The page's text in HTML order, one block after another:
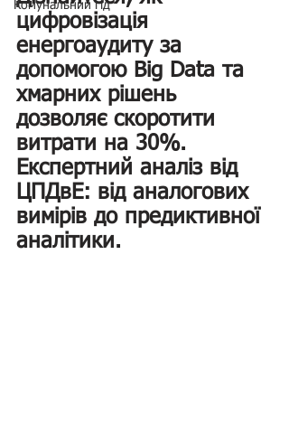
Комунальний гід
цифровізація
енергоаудиту за
допомогою Big Data та
хмарних рішень
дозволяє скоротити
витрати на 30%.
Експертний аналіз від
ЦПДвЕ: від аналогових
вимірів до предиктивної
аналітики.